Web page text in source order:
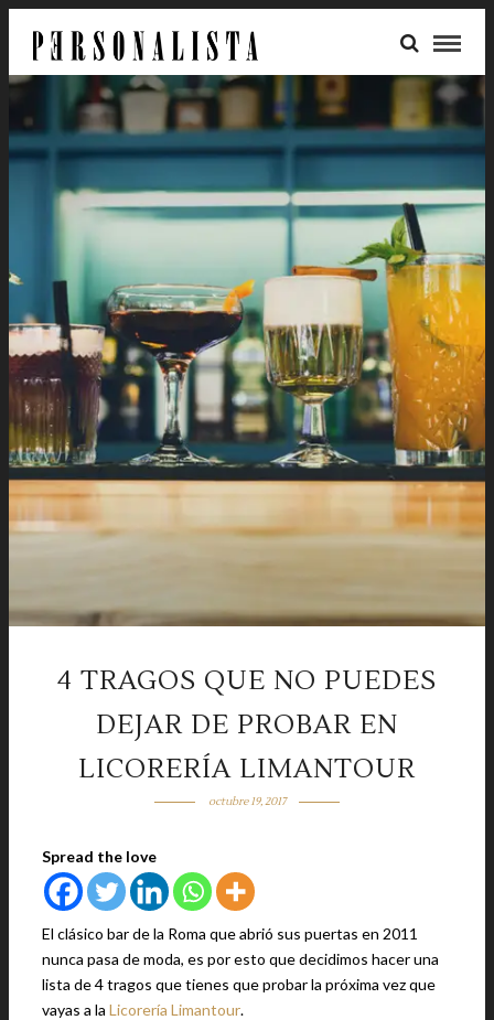
4 TRAGOS QUE NO PUEDES
DEJAR DE PROBAR EN
LICORERÍA LIMANTOUR
octubre 19, 2017
Spread the love
El clásico bar de la Roma que abrió sus puertas en 2011
nunca pasa de moda, es por esto que decidimos hacer una
lista de 4 tragos que tienes que probar la próxima vez que
vayas a la Licorería Limantour.